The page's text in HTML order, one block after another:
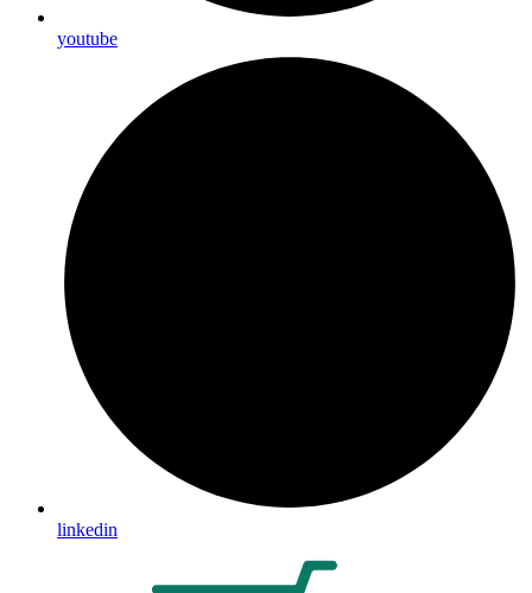
youtube
linkedin